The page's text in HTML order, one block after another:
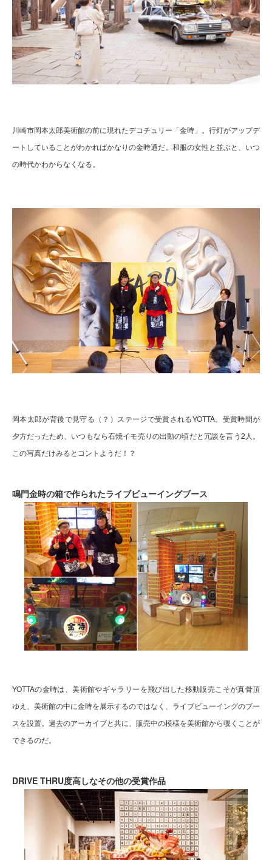
川崎市岡本太郎美術館の前に現れたデコチュリー「金時」。行灯がアップデ
ートしていることがわかればかなりの金時通だ。和服の女性と並ぶと、いつ
の時代かわからなくなる。
岡本太郎が背後で見守る（？）ステージで受賞されるYOTTA。受賞時間が
夕方だったため、いつもなら石焼イモ売りの出動の頃だと冗談を言う2人。
この写真だけみるとコントようだ！？
鳴門金時の箱で作られたライブビューイングブース
YOTTAの金時は、美術館やギャラリーを飛び出した移動販売こそが真骨頂
ゆえ、美術館の中に金時を展示するのではなく、ライブビューイングのブー
スを設置。過去のアーカイブと共に、販売中の模様を美術館から覗くことが
できるのだ。
DRIVE THRU度高しなその他の受賞作品